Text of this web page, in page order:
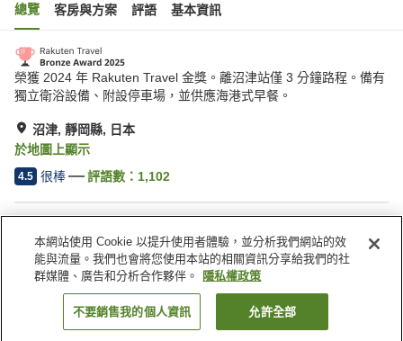
總覽 客房與方案 評語 基本資訊
榮獲 2024 年 Rakuten Travel 金獎。離沼津站僅 3 分鐘路程。備有
獨立衛浴設備、附設停車場，並供應海港式早餐。
沼津, 靜岡縣, 日本
於地圖上顯示
4.5 很棒 評語數： 1,102
無線網路
距離車站約步行 5 分鐘內
指定吸菸區
自動販賣機
日本 靜岡縣 沼津 沼津靜鐵 Presio 飯店
找客房
本網站使用 Cookie 以提升使用者體驗，並分析我們網站的效
能與流量。我們也會將您使用本站的相關資訊分享給我們的社
群媒體、廣告和分析合作夥伴。
隱私權政策
不要銷售我的個人資訊 允許全部